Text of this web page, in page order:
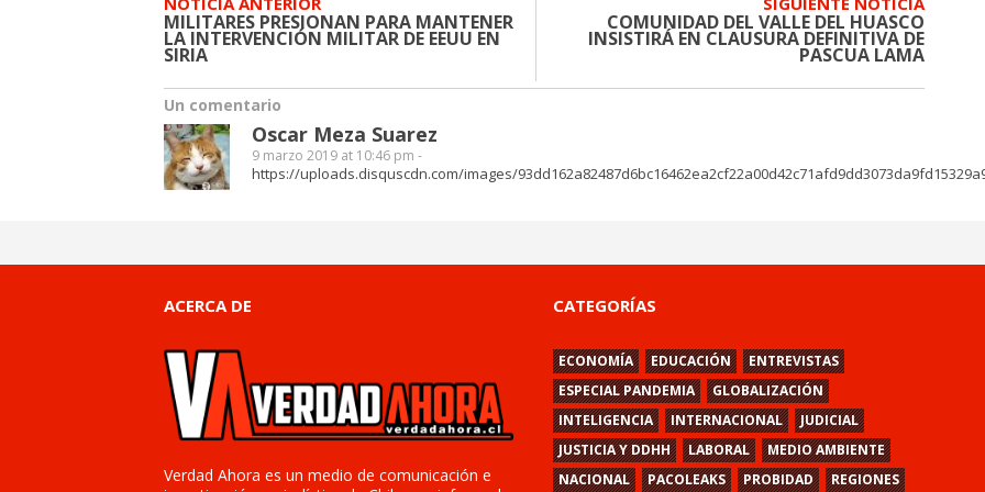
MILITARES PRESIONAN PARA MANTENER
LA INTERVENCIÓN MILITAR DE EEUU EN
SIRIA
COMUNIDAD DEL VALLE DEL HUASCO
INSISTIRÁ EN CLAUSURA DEFINITIVA DE
PASCUA LAMA
Un comentario
Oscar Meza Suarez
9 marzo 2019 at 10:46 pm -
https://uploads.disquscdn.com/images/
ACERCA DE
Verdad Ahora es un medio de comunicación e
CATEGORÍAS
ECONOMÍA EDUCACIÓN
ENTREVISTAS
ESPECIAL PANDEMIA
GLOBALIZACIÓN
INTELIGENCIA
INTERNACIONAL
JUDICIAL
JUSTICIA Y DDHH
LABORAL
MEDIO AMBIENTE
NACIONAL
PACOLEAKS PROBIDAD REGIONES